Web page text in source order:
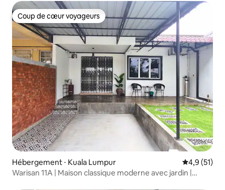
Coup de cœur voyageurs
Coup de cœur voyageurs
Hébergement ⋅ Kuala Lumpur Évaluation
4,9 (51)
Warisan 11A | Maison classique moderne avec jardin |